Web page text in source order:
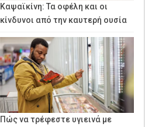
Καψαϊκίνη: Τα οφέλη και οι
κίνδυνοι από την καυτερή ουσία
Πώς να τρέφεστε υγιεινά με